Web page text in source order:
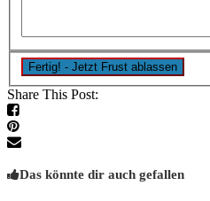
Share This Post:
Das könnte dir auch gefallen